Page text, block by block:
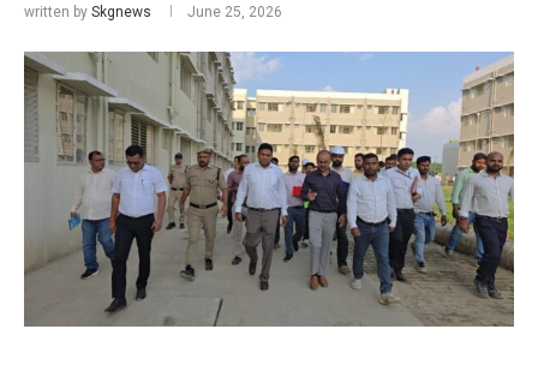
written by Skgnews June 25, 2026